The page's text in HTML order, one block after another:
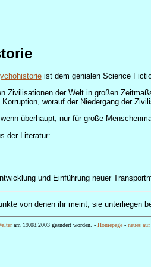
ist dem genialen Science
Zivilisationen der Welt in großen
worauf der Niedergang der
überhaupt, nur für große
der Literatur:
und Einführung neuer
von denen ihr meint, sie unterliegen
am 19.08.2003geändert worden. - Homepage- neues